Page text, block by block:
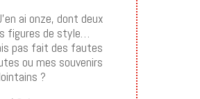
ai onze, dont deux
figures de style…
pas fait des fautes
ou mes souvenirs
?